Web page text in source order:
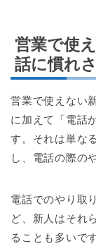
営業で使
話に慣れ
営業で使えない
に加えて「電話
す。それは単な
し、電話の際の
電話でのやり取
ど、新人はそれ
ることも多いで